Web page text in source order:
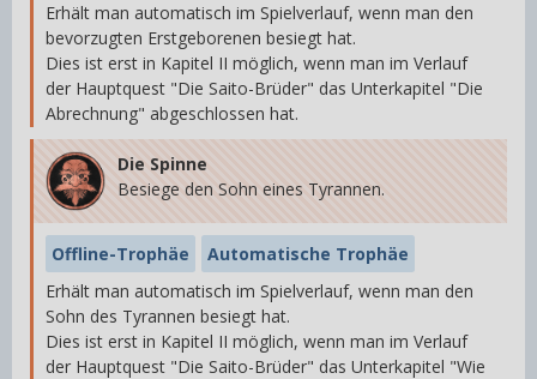
Erhält man automatisch im Spielverlauf, wenn man den
bevorzugten Erstgeborenen besiegt hat.
Dies ist erst in Kapitel II möglich, wenn man im Verlauf
der Hauptquest "Die Saito-Brüder" das Unterkapitel "Die
Abrechnung" abgeschlossen hat.
Die Spinne
Besiege den Sohn eines Tyrannen.
Offline-Trophäe
Automatische Trophäe
Erhält man automatisch im Spielverlauf, wenn man den
Sohn des Tyrannen besiegt hat.
Dies ist erst in Kapitel II möglich, wenn man im Verlauf
der Hauptquest "Die Saito-Brüder" das Unterkapitel "Wie